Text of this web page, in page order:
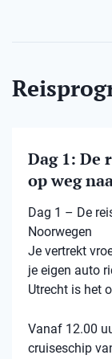
Dag 1: De
op weg
Dag 1 – De
Noorwegen
Je vertrekt
je eigen auto
Utrecht is het
Vanaf 12.00
cruiseschip